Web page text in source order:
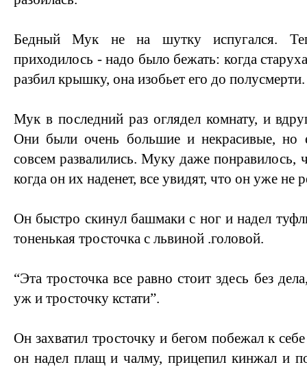
Бедный Мук не на шутку испугался.
приходилось - надо было бежать: когда
разбил крышку, она изобьет его до полусмерти.
Мук в последний раз оглядел комнату, и
Они были очень большие и некрасивые, но
совсем развалились. Муку даже понравилось,
когда он их наденет, все увидят, что он уже не
Он быстро скинул башмаки с ног и надел
тоненькая тросточка с львиной .головой.
“Эта тросточка все равно стоит здесь без
уж и тросточку кстати”.
Он захватил тросточку и бегом побежал к
он надел плащ и чалму, прицепил кинжал и